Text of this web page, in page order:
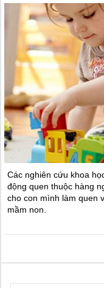
Các nghiên cứu khoa
động quen thuộc hàng
cho con mình làm quen
mầm non.